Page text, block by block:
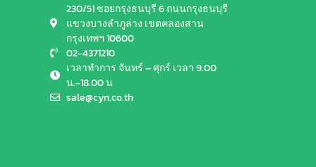
230/51 ซอยกรุงธนบุรี 6 ถนนกรุงธนบุรี
แขวงบางลำภูล่าง เขตคลองสาน
กรุงเทพฯ 10600
02-4371210
เวลาทำการ จันทร์ – ศุกร์ เวลา 9.00
น.-18.00 น
sale@cyn.co.th